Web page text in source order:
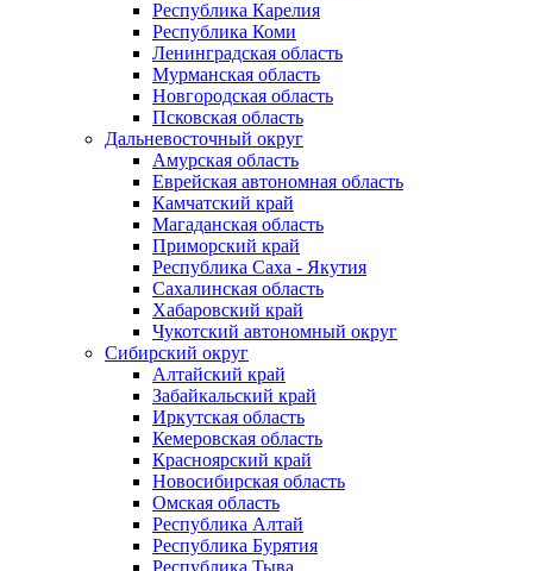
Республика Карелия
Республика Коми
Ленинградская область
Мурманская область
Новгородская область
Псковская область
Дальневосточный округ
Амурская область
Еврейская автономная область
Камчатский край
Магаданская область
Приморский край
Республика Саха - Якутия
Сахалинская область
Хабаровский край
Чукотский автономный округ
Сибирский округ
Алтайский край
Забайкальский край
Иркутская область
Кемеровская область
Красноярский край
Новосибирская область
Омская область
Республика Алтай
Республика Бурятия